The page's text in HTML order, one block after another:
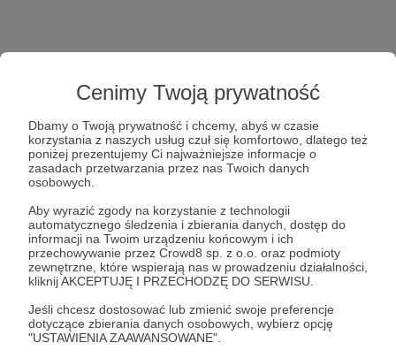
Cenimy Twoją prywatność
Dbamy o Twoją prywatność i chcemy, abyś w czasie
korzystania z naszych usług czuł się komfortowo, dlatego też
poniżej prezentujemy Ci najważniejsze informacje o
zasadach przetwarzania przez nas Twoich danych
osobowych.
Aby wyrazić zgody na korzystanie z technologii
automatycznego śledzenia i zbierania danych, dostęp do
informacji na Twoim urządzeniu końcowym i ich
przechowywanie przez Crowd8 sp. z o.o. oraz podmioty
zewnętrzne, które wspierają nas w prowadzeniu działalności,
kliknij AKCEPTUJĘ I PRZECHODZĘ DO SERWISU.
Jeśli chcesz dostosować lub zmienić swoje preferencje
dotyczące zbierania danych osobowych, wybierz opcję
"USTAWIENIA ZAAWANSOWANE".
Post dostępny tylko dla Patronów
Aby zobaczyć ten materiał musisz być zalogowany
Zostań Patronem
Zaloguj się
Udostępnij